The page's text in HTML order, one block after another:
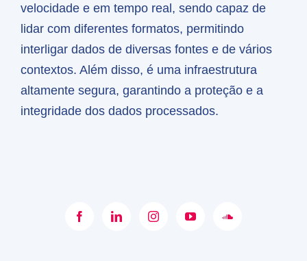
velocidade e em tempo real, sendo capaz de
lidar com diferentes formatos, permitindo
interligar dados de diversas fontes e de vários
contextos. Além disso, é uma infraestrutura
altamente segura, garantindo a proteção e a
integridade dos dados processados.